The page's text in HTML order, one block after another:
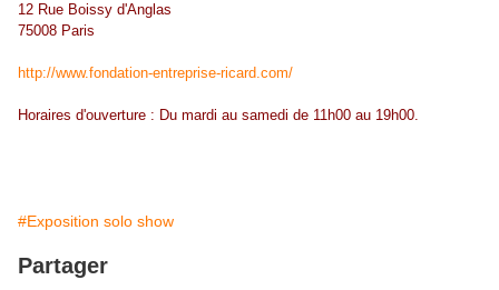
12 Rue Boissy d'Anglas
75008 Paris
http://www.fondation-entreprise-ricard.com/
Horaires d'ouverture : Du mardi au samedi de 11h00 au 19h00.
#Exposition solo show
Partager